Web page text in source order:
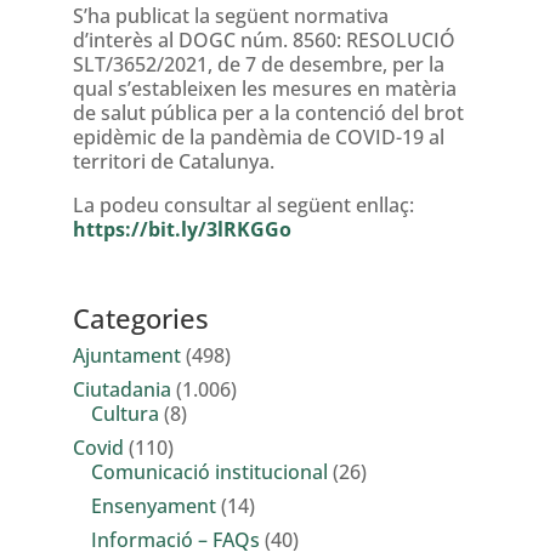
S’ha publicat la següent normativa
d’interès al DOGC núm. 8560: RESOLUCIÓ
SLT/3652/2021, de 7 de desembre, per la
qual s’estableixen les mesures en matèria
de salut pública per a la contenció del brot
epidèmic de la pandèmia de COVID-19 al
territori de Catalunya.
La podeu consultar al següent enllaç:
https://bit.ly/3lRKGGo
Categories
Ajuntament(498)
Ciutadania (1.006)
Cultura (8)
Covid (110)
Comunicació institucional (26)
Ensenyament(14)
Informació – FAQs (40)